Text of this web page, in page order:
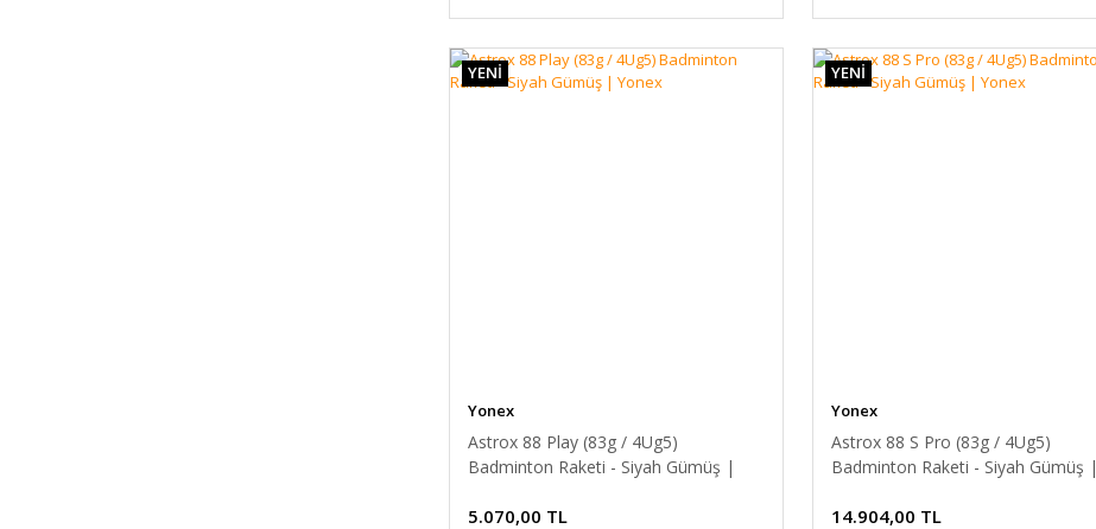
YENİ
Yonex
Astrox 88 Play (83g / 4Ug5)
Badminton Raketi - Siyah Gümüş |
5.070,00 TL
YENİ
Yonex
Astrox 88 S Pro (83g / 4Ug5)
Badminton Raketi - Siyah Gümüş |
14.904,00 TL